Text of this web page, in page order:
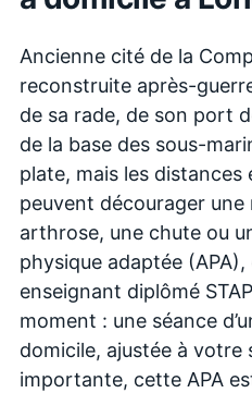
Ancienne cité de la
reconstruite après-
de sa rade, de son port
de la base des sous-
plate, mais les distances
peuvent décourager une
arthrose, une chute ou
physique adaptée
enseignant diplômé
moment : une séance
domicile, ajustée à votre
importante, cette APA